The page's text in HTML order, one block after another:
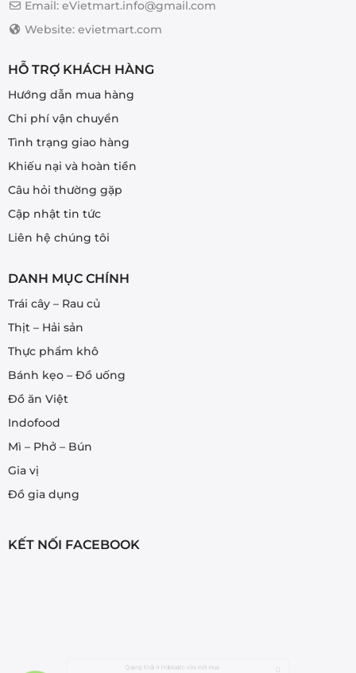
chọn
trang
phẩm
Email: eVietmart.info@gmail.com
Website: evietmart.com
HỖ TRỢ KHÁCH HÀNG
Hướng dẫn mua hàng
Chi phí vận chuyển
Tình trạng giao hàng
Khiếu nại và hoàn tiền
Câu hỏi thường gặp
Cập nhật tin tức
Liên hệ chúng tôi
DANH MỤC CHÍNH
Trái cây – Rau củ
Thịt – Hải sản
Thực phẩm khô
Bánh kẹo – Đồ uống
Đồ ăn Việt
Indofood
Mì – Phở – Bún
Gia vị
Đồ gia dụng
KẾT NỐI FACEBOOK